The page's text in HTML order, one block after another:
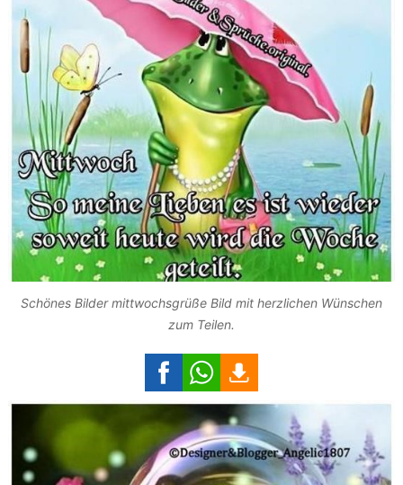
Schönes Bilder mittwochsgrüße Bild mit herzlichen Wünschen
zum Teilen.